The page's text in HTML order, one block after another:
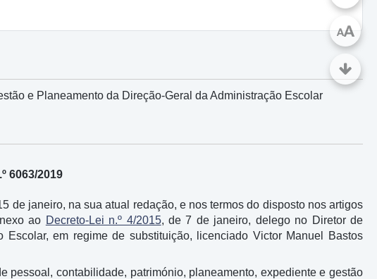
e Planeamento da Direção-Geral da Administração Escolar
6063/2019
de janeiro, na sua atual redação, e nos termos do disposto nos artigos
ao Decreto-Lei n.º 4/2015, de 7 de janeiro, delego no Diretor de
em regime de substituição, licenciado Victor Manuel Bastos
pessoal, contabilidade, património, planeamento, expediente e gestão
AA